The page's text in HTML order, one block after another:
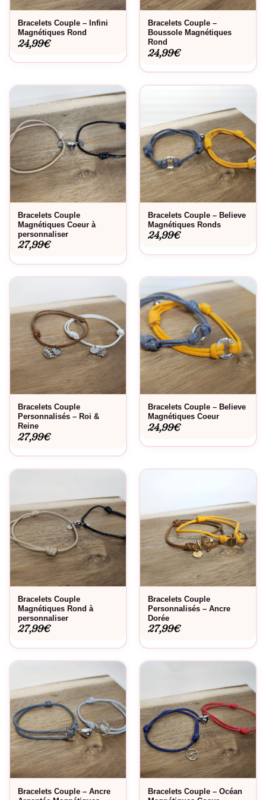
Bracelets Couple – Infini
Magnétiques Rond
24,99€
Bracelets Couple –
Boussole Magnétiques
Rond
24,99€
Bracelets Couple
Magnétiques Coeur à
personnaliser
27,99€
Bracelets Couple – Believe
Magnétiques Ronds
24,99€
Bracelets Couple
Personnalisés – Roi &
Reine
27,99€
Bracelets Couple – Believe
Magnétiques Coeur
24,99€
Bracelets Couple
Magnétiques Rond à
personnaliser
27,99€
Bracelets Couple
Personnalisés – Ancre
Dorée
27,99€
Bracelets Couple – Ancre
Bracelets Couple – Océan